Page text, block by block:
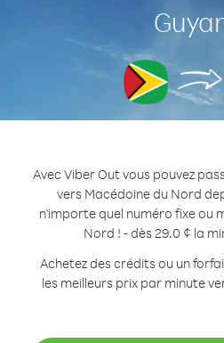
Avec Viber Out vous pouvez
vers Macédoine du Nord
n'importe quel numéro fixe ou
Nord ! - dès 29.0 ¢ la
Achetez des crédits ou un
les meilleurs prix par minute